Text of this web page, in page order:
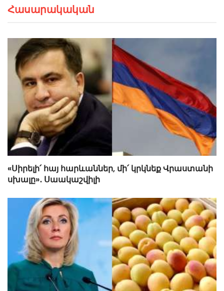
Հասարակական
«Սիրելի՛ հայ հարևաններ, մի՛ կրկնեք Վրաստանի
սխալը»․ Սաակաշվիլի